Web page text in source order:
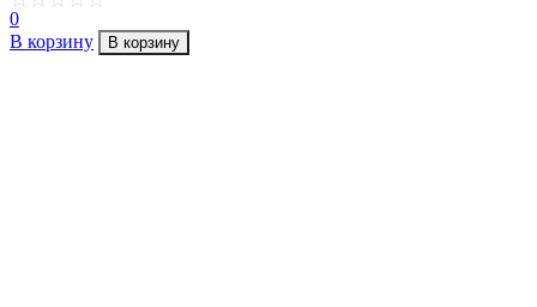
0
В корзину
В корзину